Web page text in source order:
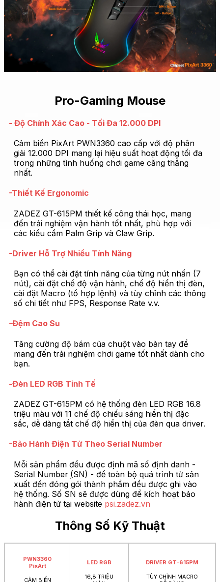
Pro-Gaming Mouse
- Độ Chính Xác Cao - Tối Đa 12.000 DPI
Cảm biến PixArt PWN3360 cao cấp với độ phân
giải 12.000 DPI mang lại hiệu suất hoạt động tối đa
trong những tình huống chơi game căng thẳng
nhất.
-Thiết Kế Ergonomic
ZADEZ GT-615PM thiết kế công thái học, mang
đến trải nghiệm vận hành tốt nhất, phù hợp với
các kiểu cầm Palm Grip và Claw Grip.
-Driver Hỗ Trợ Nhiều Tính Năng
Bạn có thể cài đặt tính năng của từng nút nhấn (7
nút), cài đặt chế độ vận hành, chế độ hiển thị đèn,
cài đặt Macro (tổ hợp lệnh) và tùy chỉnh các thông
số chi tiết như FPS, Response Rate v.v.
-Đệm Cao Su
Tăng cường độ bám của chuột vào bàn tay để
mang đến trải nghiệm chơi game tốt nhất dành cho
bạn.
-Đèn LED RGB Tinh Tế
ZADEZ GT-615PM có hệ thống đèn LED RGB 16.8
triệu màu với 11 chế độ chiếu sáng hiển thị đặc
sắc, dễ dàng tắt chế độ hiển thị của đèn qua driver.
-Bảo Hành Điện Tử Theo Serial Number
Mỗi sản phẩm đều được định mã số định danh -
Serial Number ̣(SN) - để toàn bộ quá trình từ sản
xuất đến đóng gói thành phẩm đều được ghi vào
hệ thống. Số SN sẽ được dùng để kích hoạt bảo
hành điện tử tại website psi.zadez.vn
Thông Số Kỹ Thuật
PWN3360
PixArt
CẢM BIẾN
LED RGB
16,8 TRIỆU
DRIVER GT-615PM
TÙY CHỈNH MACRO